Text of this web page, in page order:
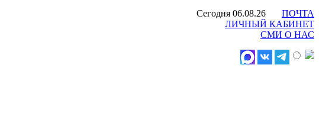
Сегодня 06.08.26
ПОЧТА
ЛИЧНЫЙ КАБИНЕТ
СМИ О НАС